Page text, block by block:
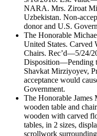
NARA. Mrs. Ziroat
Uzbekistan. Non-
donor and U.S.
The Honorable
United States. Carved
Chairs. Rec’d—5/24/
Disposition—Pending
Shavkat Mirziyoyev,
acceptance would
Government.
The Honorable James
wooden table and
wooden with carved
tables, in 2 sizes,
scrollwork